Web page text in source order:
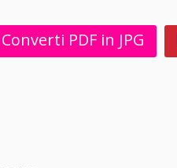
Converti PDF in JPG